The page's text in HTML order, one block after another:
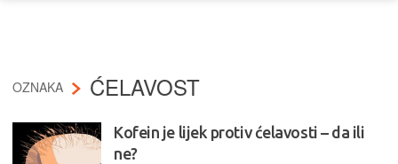
OZNAKA ĆELAVOST
Kofein je lijek protiv ćelavosti – da ili
ne?